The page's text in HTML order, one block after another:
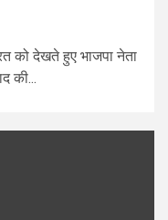
को देखते हुए भाजपा नेता
की...